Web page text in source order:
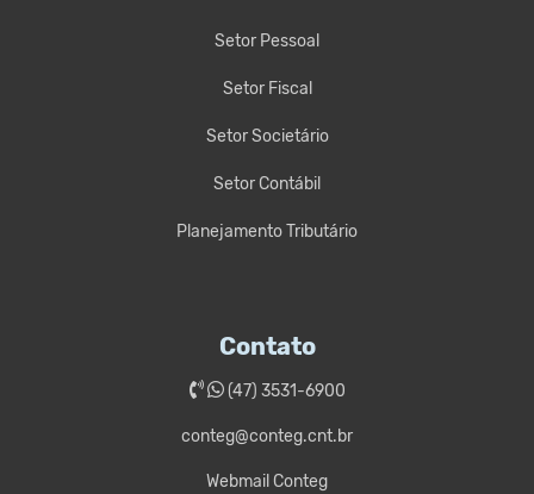
Setor Pessoal
Setor Fiscal
Setor Societário
Setor Contábil
Planejamento Tributário
Contato
(47) 3531-6900
conteg@conteg.cnt.br
Webmail Conteg